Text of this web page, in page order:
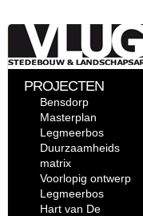
PROJECTEN
Bensdorp
Masterplan
Legmeerbos
Duurzaamheids
matrix
Voorlopig ontwerp
Legmeerbos
Hart van De